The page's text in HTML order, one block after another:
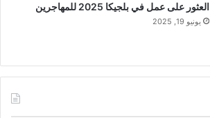
العثور على عمل في بلجيكا 2025 للمهاجرين
يونيو 19, 2025